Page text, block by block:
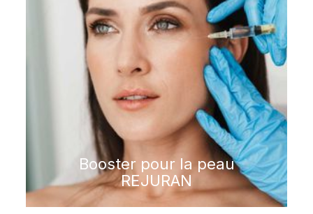
Booster pour la peau
REJURAN